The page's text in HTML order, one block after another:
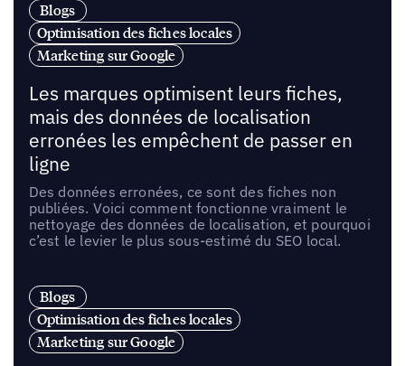
Blogs
Optimisation des fiches locales
Marketing sur Google
Les marques optimisent leurs fiches,
mais des données de localisation
erronées les empêchent de passer en
ligne
Des données erronées, ce sont des fiches non
publiées. Voici comment fonctionne vraiment le
nettoyage des données de localisation, et pourquoi
c’est le levier le plus sous-estimé du SEO local.
Blogs
Optimisation des fiches locales
Marketing sur Google